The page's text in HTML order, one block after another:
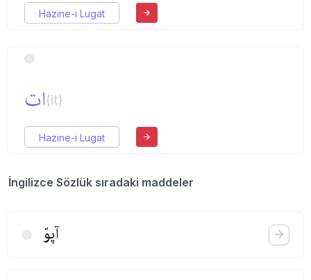
Hazine-i Lugat
ات(it)
Hazine-i Lugat
İngilizce Sözlük sıradaki maddeler
آپوّ